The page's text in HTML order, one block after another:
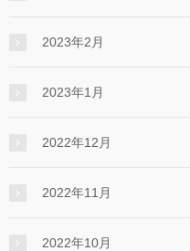
2023年2月
2023年1月
2022年12月
2022年11月
2022年10月